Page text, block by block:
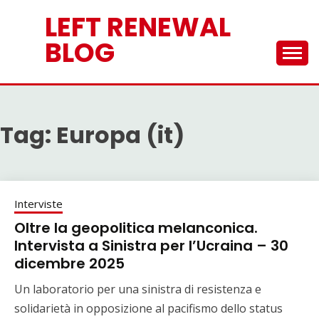
LEFT RENEWAL
BLOG
Tag: Europa (it)
Interviste
Oltre la geopolitica melanconica.
Intervista a Sinistra per l’Ucraina – 30
dicembre 2025
Un laboratorio per una sinistra di resistenza ​e
solidarietà in opposizione al pacifismo dello status